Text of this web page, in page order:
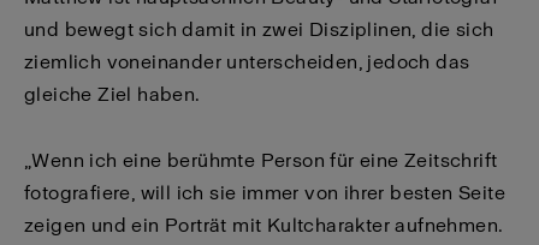
und bewegt sich damit in zwei Disziplinen, die sich
ziemlich voneinander unterscheiden, jedoch das
gleiche Ziel haben.
„Wenn ich eine berühmte Person für eine Zeitschrift
fotografiere, will ich sie immer von ihrer besten Seite
zeigen und ein Porträt mit Kultcharakter aufnehmen.